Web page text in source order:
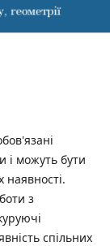
і можуть бути
наявності.
з
спільних